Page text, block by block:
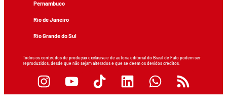
Pernambuco
Rio de Janeiro
Rio Grande do Sul
Todos os conteúdos de produção exclusiva e de autoria editorial do Brasil de Fato podem ser
reproduzidos, desde que não sejam alterados e que se deem os devidos créditos.